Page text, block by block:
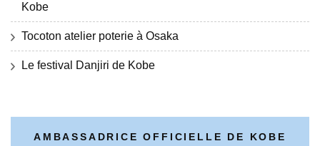
Kobe
Tocoton atelier poterie à Osaka
Le festival Danjiri de Kobe
AMBASSADRICE OFFICIELLE DE KOBE